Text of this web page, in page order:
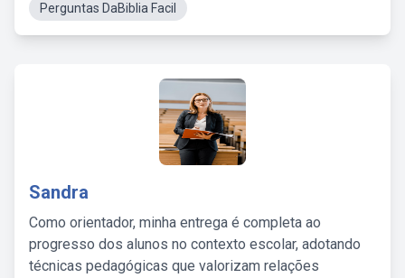
Perguntas DaBiblia Facil
Sandra
Como orientador, minha entrega é completa ao
progresso dos alunos no contexto escolar, adotando
técnicas pedagógicas que valorizam relações